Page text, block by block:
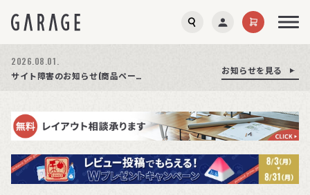
2026.08.03.
お知らせを見る
商品ページ障害復旧のお知らせ お知らせを見る
2026.08.01.
サイト障害のお知らせ(商品ページが正常に表示されない事象発生)
お知らせを見る